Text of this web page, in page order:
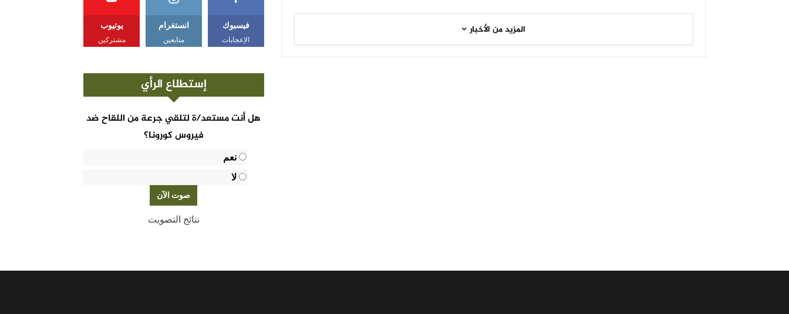
المزيد من الأخبار فيسبوك
الإعجابات
انستغرام
متابعين
يوتيوب
مشتركين
إستطلاع الرأي
هل أنت مستعد/ة لتلقي جرعة من اللقاح ضد
فيروس كورونا؟
نعم
لا
نتائج التصويت